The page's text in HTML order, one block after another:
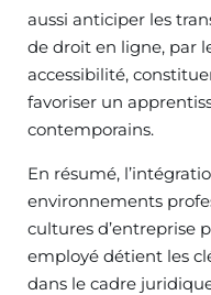
aussi anticiper les
de droit en ligne, par
accessibilité,
favoriser un
contemporains.
En résumé,
environnements
cultures d’entreprise
employé détient les
dans le cadre